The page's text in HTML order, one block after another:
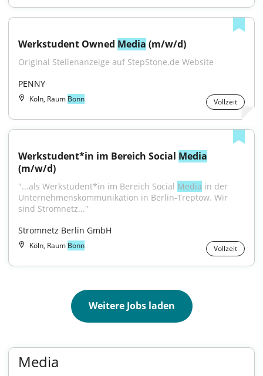
Werkstudent Owned Media (m/w/d)
Original Stellenanzeige auf StepStone.de Website
PENNY
Köln, Raum Bonn Vollzeit
Werkstudent*in im Bereich Social Media
(m/w/d)
"...als Werkstudent*in im Bereich Social Media in der
Unternehmenskommunikation in Berlin-Treptow. Wir
sind Stromnetz..."
Stromnetz Berlin GmbH
Köln, Raum Bonn Vollzeit
Weitere Jobs laden
Media